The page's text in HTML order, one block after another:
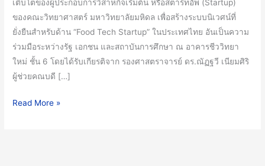
เติบโตของผู้ประกอบการวิสาหกิจเริ่มต้น หรือสตาร์ทอัพ (Startup)
ของคณะวิทยาศาสตร์ มหาวิทยาลัยมหิดล เพื่อสร้างระบบนิเวศน์ที่
ยั่งยืนสำหรับด้าน “Food Tech Startup” ในประเทศไทย อันเป็นความ
ร่วมมือระหว่างรัฐ เอกชน และสถาบันการศึกษา ณ อาคารชีววิทยา
ใหม่ ชั้น 6 โดยได้รับเกียรติจาก รองศาสตราจารย์ ดร.ณัฏฐวี เนียมศิริ
ผู้ช่วยคณบดี […]
วิจัย
จาก
สถาบัน
โภชนาการ
และ
นักศึกษา
Read More »